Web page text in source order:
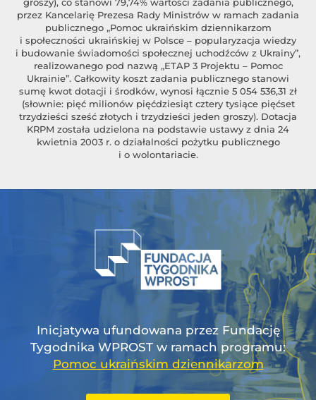
groszy), co stanowi 79,74% wartości zadania publicznego,
przez Kancelarię Prezesa Rady Ministrów w ramach zadania
publicznego „Pomoc ukraińskim dziennikarzom
i społeczności ukraińskiej w Polsce – popularyzacja wiedzy
i budowanie świadomości społecznej uchodźców z Ukrainy”,
realizowanego pod nazwą „ETAP 3 Projektu – Pomoc
Ukrainie”. Całkowity koszt zadania publicznego stanowi
sumę kwot dotacji i środków, wynosi łącznie 5 054 536,31 zł
(słownie: pięć milionów pięćdziesiąt cztery tysiące pięćset
trzydzieści sześć złotych i trzydzieści jeden groszy). Dotacja
KRPM została udzielona na podstawie ustawy z dnia 24
kwietnia 2003 r. o działalności pożytku publicznego
i o wolontariacie.
Inicjatywa ufundowana przez Fundację
Tygodnika WPROST w ramach programu:
Pomoc ukraińskim dziennikarzom